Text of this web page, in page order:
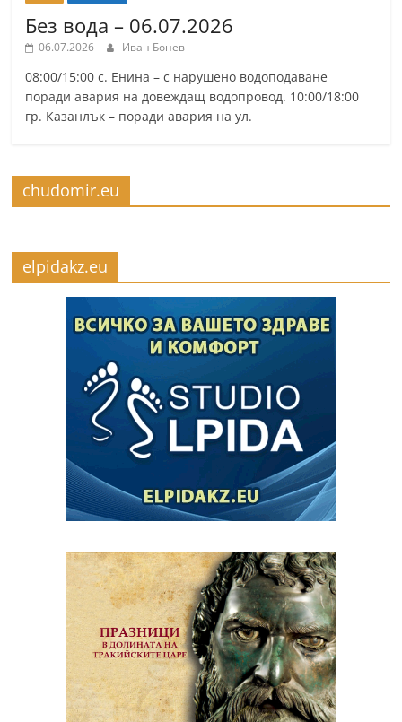
Без вода – 06.07.2026
06.07.2026 Иван Бонев
08:00/15:00 с. Енина – с нарушено водоподаване
поради авария на довеждащ водопровод. 10:00/18:00
гр. Казанлък – поради авария на ул.
chudomir.eu
elpidakz.eu